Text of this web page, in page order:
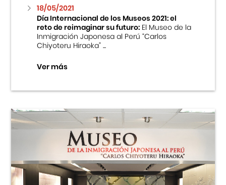
Fondo Editorial
Teatro Peruano Japonés
18/05/2021
Día Internacional de los Museos 2021: el
reto de reimaginar su futuro:El Museo de la
Inmigración Japonesa al Perú “Carlos
Chiyoteru Hiraoka” ...
Ver más